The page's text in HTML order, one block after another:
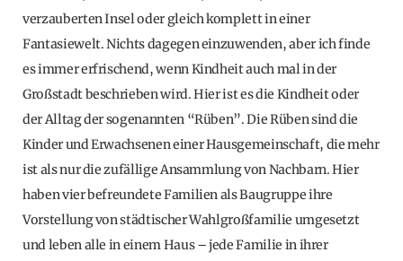
verzauberten Insel oder gleich komplett in einer
Fantasiewelt. Nichts dagegen einzuwenden, aber ich finde
es immer erfrischend, wenn Kindheit auch mal in der
Großstadt beschrieben wird. Hier ist es die Kindheit oder
der Alltag der sogenannten “Rüben”. Die Rüben sind die
Kinder und Erwachsenen einer Hausgemeinschaft, die mehr
ist als nur die zufällige Ansammlung von Nachbarn. Hier
haben vier befreundete Familien als Baugruppe ihre
Vorstellung von städtischer Wahlgroßfamilie umgesetzt
und leben alle in einem Haus – jede Familie in ihrer